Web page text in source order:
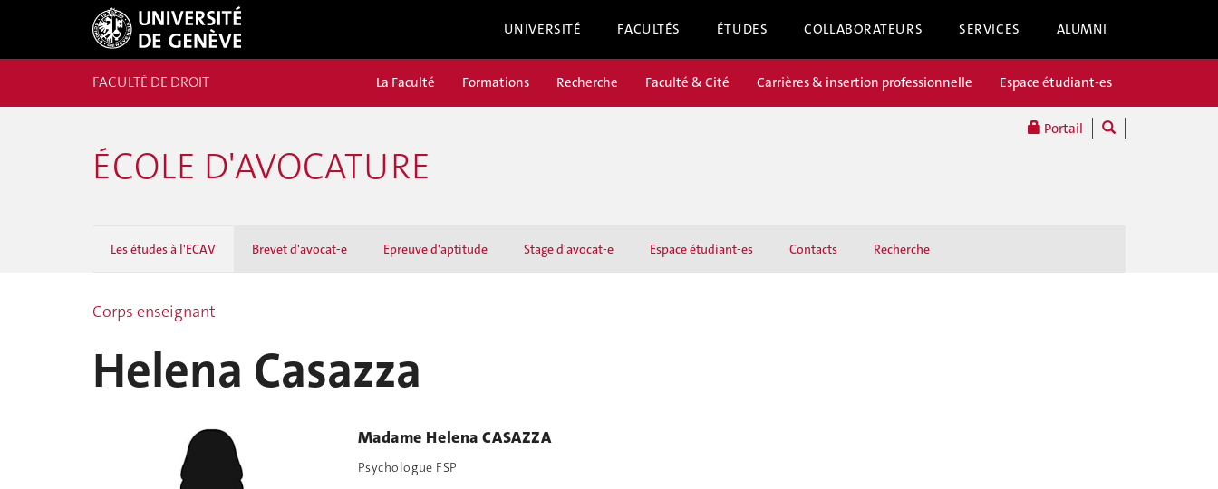
UNIVERSITÉ FACULTÉS ÉTUDES COLLABORATEURS SERVICES ALUMNI
Portail
FACULTÉ DE DROIT La Faculté Formations Recherche Faculté & Cité Carrières & insertion professionnelle Espace étudiant-es
ÉCOLE D'AVOCATURE
Les études à l'ECAV Brevet d'avocat-e Epreuve d'aptitude Stage d'avocat-e Espace étudiant-es Contacts Recherche
Corps enseignant
Helena Casazza
Madame Helena CASAZZA
Psychologue FSP